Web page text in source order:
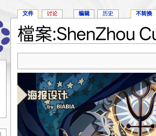
檔案:ShenZhou
文件 讨论 编辑 历史 不转换